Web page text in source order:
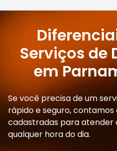
Serviços de
em
Se você precisa de um
rápido e seguro,
cadastradas para atender
qualquer hora do dia.